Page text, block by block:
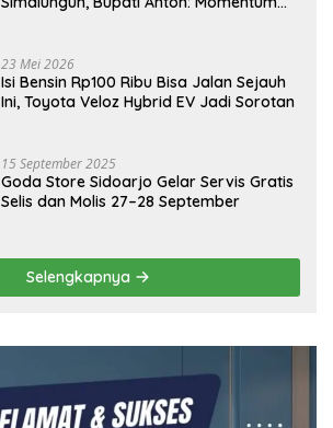
23 Mei 2026
Isi Bensin Rp100 Ribu Bisa Jalan Sejauh
Ini, Toyota Veloz Hybrid EV Jadi Sorotan
15 September 2025
Goda Store Sidoarjo Gelar Servis Gratis
Selis dan Molis 27–28 September
Selengkapnya